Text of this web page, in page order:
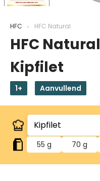
HFC HFC Natural
HFC Natural
Kipfilet
1+ Aanvullend
55 g 70 g